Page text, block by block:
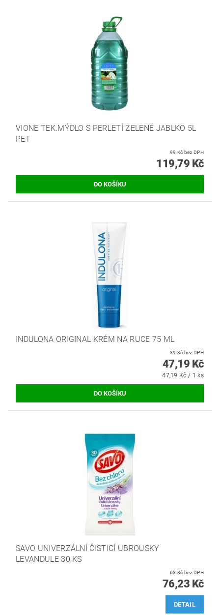
VIONE TEK.MÝDLO S PERLETÍ ZELENÉ JABLKO 5L
PET
99 Kč bez DPH
119,79 Kč
INDULONA ORIGINAL KRÉM NA RUCE 75 ML
39 Kč bez DPH
47,19 Kč
47,19 Kč / 1 ks
SAVO UNIVERZÁLNÍ ČISTICÍ UBROUSKY
LEVANDULE 30 KS
63 Kč bez DPH
76,23 Kč
DETAIL